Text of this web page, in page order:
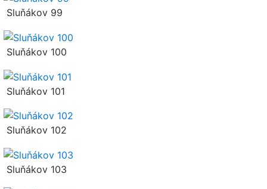
Sluňákov 99
Sluňákov 100
Sluňákov 101
Sluňákov 102
Sluňákov 103